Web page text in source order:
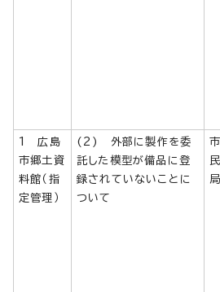
1 広島
市郷土資
料館（指
定管理）
(2) 外部に製作を委
託した模型が備品に登
録されていないことに
ついて
市
民
局